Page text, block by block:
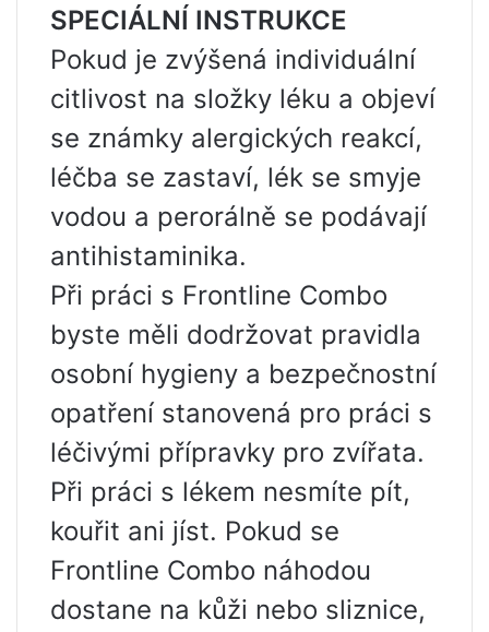
SPECIÁLNÍ INSTRUKCE
Pokud je zvýšená individuální
citlivost na složky léku a objeví
se známky alergických reakcí,
léčba se zastaví, lék se smyje
vodou a perorálně se podávají
antihistaminika.
Při práci s Frontline Combo
byste měli dodržovat pravidla
osobní hygieny a bezpečnostní
opatření stanovená pro práci s
léčivými přípravky pro zvířata.
Při práci s lékem nesmíte pít,
kouřit ani jíst. Pokud se
Frontline Combo náhodou
dostane na kůži nebo sliznice,